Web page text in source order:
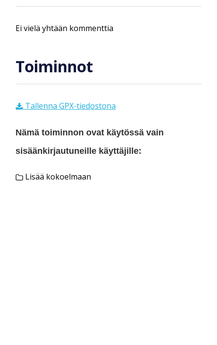
Ei vielä yhtään kommenttia
Toiminnot
Tallenna GPX-tiedostona
Nämä toiminnon ovat käytössä vain
sisäänkirjautuneille käyttäjille:
Lisää kokoelmaan